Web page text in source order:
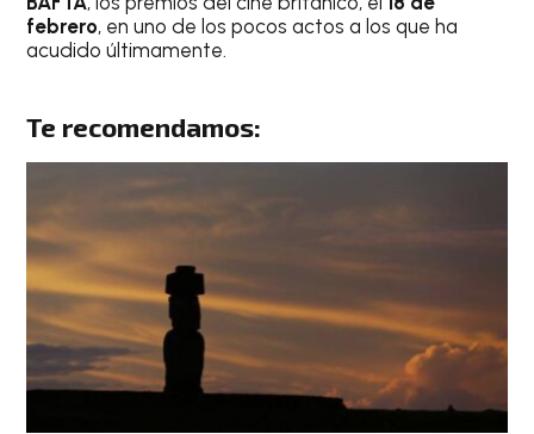
febrero, en uno de los pocos actos a los que ha
acudido últimamente.
Te recomendamos: